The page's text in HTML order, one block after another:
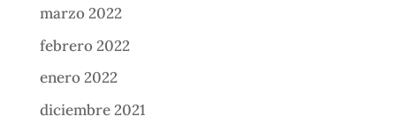
marzo 2022
febrero 2022
enero 2022
diciembre 2021